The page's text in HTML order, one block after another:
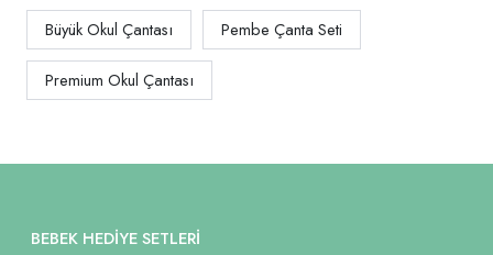
Büyük Okul Çantası Pembe Çanta Seti
Premium Okul Çantası
BEBEK HEDIYE SETLERI